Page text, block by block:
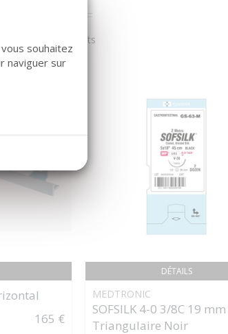
par nos clients
165 €
DÉTAILS
MEDTRONIC
SOFSILK 4-0 3/8C 19 mm
Triangulaire Noir
souhaitez
naviguer sur